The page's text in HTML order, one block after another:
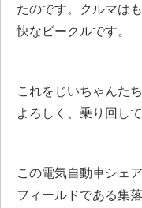
たのです。クルマは
快なビークルです。
これをじいちゃんた
よろしく、乗り回して
この電気自動車シェ
フィールドである集